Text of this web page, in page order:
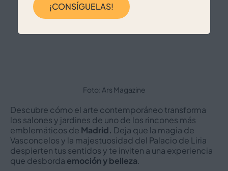
Foto: Ars Magazine
Descubre cómo el arte contemporáneo transforma
los salones y jardines de uno de los rincones más
emblemáticos de Madrid. Deja que la magia de
Vasconcelos y la majestuosidad del Palacio de Liria
despierten tus sentidos y te inviten a una experiencia
que desborda emoción y belleza.
¡CONSÍGUELAS!